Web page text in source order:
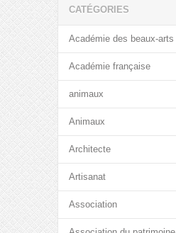
CATÉGORIES
Académie des beaux-arts
Académie française
animaux
Animaux
Architecte
Artisanat
Association